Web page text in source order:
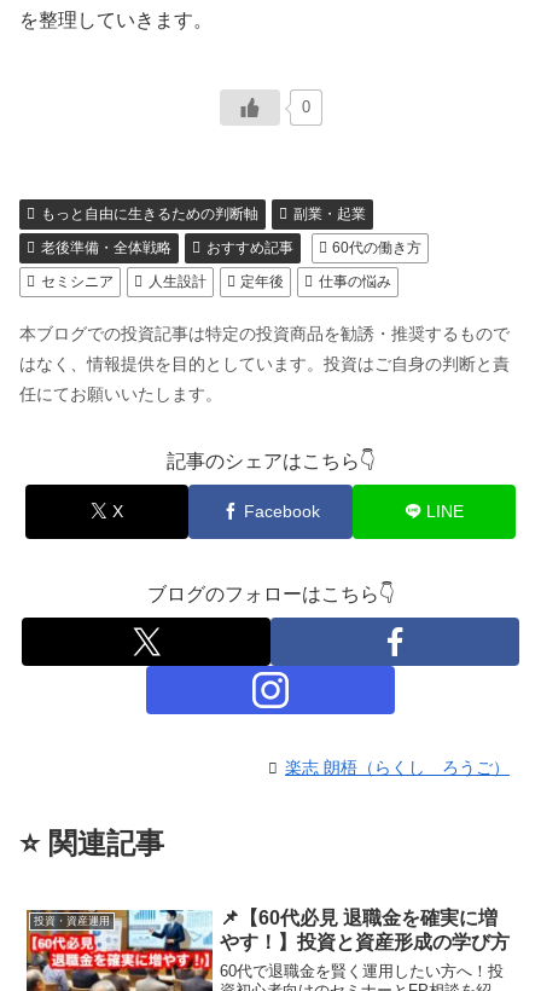
を整理していきます。
0
もっと自由に生きるための判断軸
副業・起業
老後準備・全体戦略
おすすめ記事
60代の働き方
セミシニア
人生設計 定年後 仕事の悩み
本ブログでの投資記事は特定の投資商品を勧誘・推奨するもので
はなく、情報提供を目的としています。投資はご自身の判断と責
任にてお願いいたします。
記事のシェアはこちら👇
X Facebook LINE
ブログのフォローはこちら👇
楽志 朗梧（らくし ろうご）
⭐️ 関連記事
投資・資産運用
📌【60代必見 退職金を確実に増
やす！】投資と資産形成の学び方
60代で退職金を賢く運用したい方へ！投